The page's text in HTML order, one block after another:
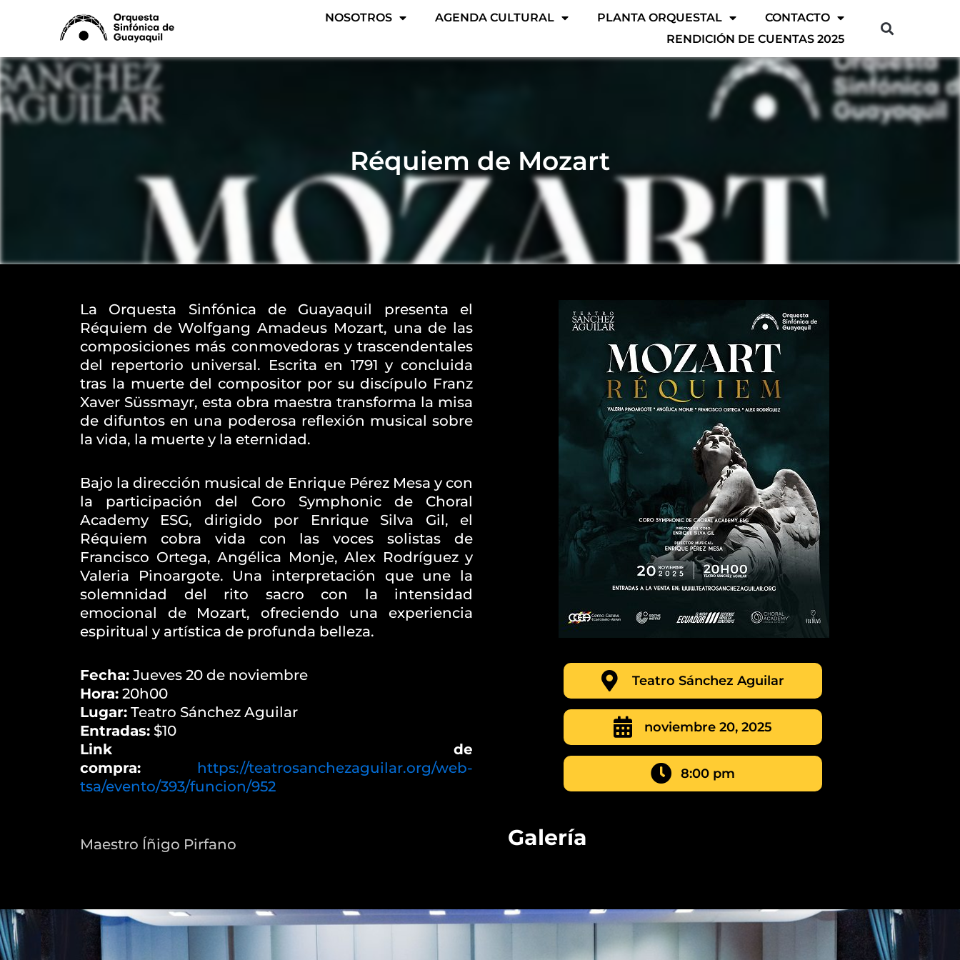
NOSOTROS AGENDA CULTURAL PLANTA ORQUESTAL
CONTACTO
RENDICIÓN DE CUENTAS 2025
Réquiem de Mozart
La Orquesta Sinfónica de Guayaquil presenta el
Réquiem de Wolfgang Amadeus Mozart, una de las
composiciones más conmovedoras y trascendentales
del repertorio universal. Escrita en 1791 y concluida
tras la muerte del compositor por su discípulo Franz
Xaver Süssmayr, esta obra maestra transforma la misa
de difuntos en una poderosa reflexión musical sobre
la vida, la muerte y la eternidad.
Bajo la dirección musical de Enrique Pérez Mesa y con
la participación del Coro Symphonic de Choral
Academy ESG, dirigido por Enrique Silva Gil, el
Réquiem cobra vida con las voces solistas de
Francisco Ortega, Angélica Monje, Alex Rodríguez y
Valeria Pinoargote. Una interpretación que une la
solemnidad del rito sacro con la intensidad
emocional de Mozart, ofreciendo una experiencia
espiritual y artística de profunda belleza.
Fecha: Jueves 20 de noviembre
Hora: 20h00
Lugar: Teatro Sánchez Aguilar
Entradas: $10
Link de
compra:
https://teatrosanchezaguilar.org/web-
tsa/evento/393/funcion/952
Maestro Íñigo Pirfano
Teatro Sánchez Aguilar
noviembre 20, 2025
8:00 pm
Galería